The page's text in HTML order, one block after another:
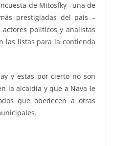
de Mitosfky –una de
prestigiadas del país –
políticos y analistas
las listas para la contienda
y estas por cierto no son
la alcaldía y que a Nava le
que obedecen a otras